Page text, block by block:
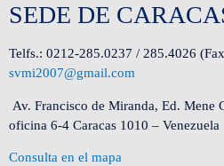
SEDE DE
Telfs.: 0212-285.0237 / 285.4026
svmi2007@gmail.com
Av. Francisco de Miranda, Ed. Mene
oficina 6-4 Caracas 1010 – Venezuela
Consulta en el mapa